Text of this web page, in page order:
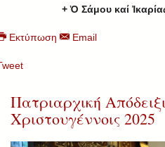
+ Ὁ Σάμου καί
Εκτύπωση Email
Πατριαρχική
Χριστουγέννοις 2025